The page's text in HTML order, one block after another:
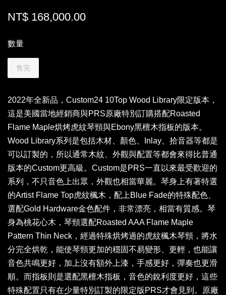
NT$ 168,000.00
數量
售完
2022年全新品，Custom24 10Top Wood Library限定版本，
這是美國當地經銷商與PRS原廠特別訂購搭配Roasted
Flame Maple烘烤虎紋琴頸與Ebony黑檀木指板的版本。
Wood Library系列是包括木材、顏色、Inlay、拾音器等都是
可以訂製的，所以通常木紋、外觀與配置等都會來得比普通
版本的Custom更高級。Custom是PRS一直以來最受歡迎的
系列，不只音色上出眾，外觀也相當華麗。琴身上有著特選
的Artist Flame Top虎紋楓木，配上Blue Fade的特殊配色、
選配Gold Hardware金色配件，非常漂亮，相當有質感。琴
身為桃花心木，琴頸選配Roasted AAA Flame Maple
Pattern Thin Neck，經過特殊烘烤過的虎紋楓木琴頸，將水
分完全烘乾，能使琴頸更加的穩固不易變形、更輕，也能讓
音色共鳴更好，加上沒有額外上漆，手感更好，彈奏也更滑
順。而指板則是選配黑檀木指板，音色的銳利度更好，這些
特殊配置只有在少量特別訂製的限定版PRS才會見到。原廠